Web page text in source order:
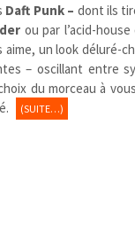
Daft Punk – dont ils
ou par l’acid-
un look déluré-
– oscillant entre
du morceau à
(SUITE…)